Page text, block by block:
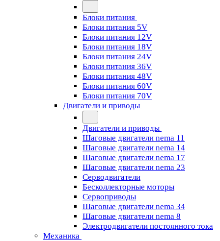
Блоки питания
Блоки питания 5V
Блоки питания 12V
Блоки питания 18V
Блоки питания 24V
Блоки питания 36V
Блоки питания 48V
Блоки питания 60V
Блоки питания 70V
Двигатели и приводы
Двигатели и приводы
Шаговые двигатели nema 11
Шаговые двигатели nema 14
Шаговые двигатели nema 17
Шаговые двигатели nema 23
Cерводвигатели
Бесколлекторные моторы
Сервоприводы
Шаговые двигатели nema 34
Шаговые двигатели nema 8
Электродвигатели постоянного тока
Механика